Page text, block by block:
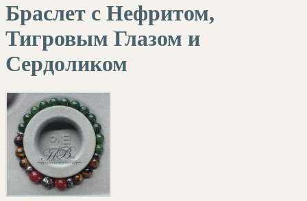
Браслет с Нефритом,
Тигровым Глазом и
Сердоликом